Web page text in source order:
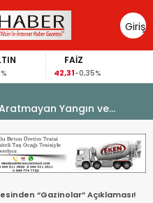
Giriş
Yap
FAİZ
42,31-0,35%
Yangın ve
“Gazinolar” Açıklaması!